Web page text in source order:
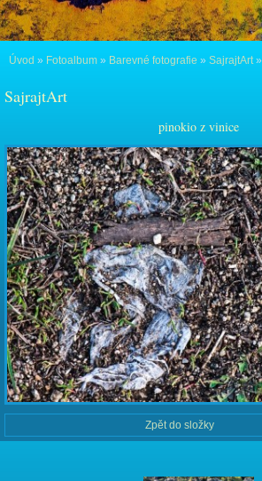
Úvod » Fotoalbum » Barevné fotografie » SajrajtArt»
SajrajtArt
pinokio z vinice
Zpět do složky